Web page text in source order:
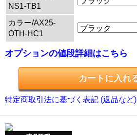
NS1-TB1
カラー/AX25-
OTH-HC1
オプションの値段詳細はこちら
特定商取引法に基づく表記 (返品など)